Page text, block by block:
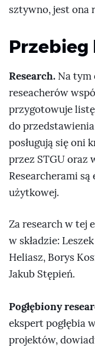
sztywno, jest ona
Przebieg
Research. Na tym
reseacherów
przygotowuje
do
posługują się oni
przez STGU oraz
Researcherami
użytkowej.
Za research w tej
w składzie:
Heliasz, Borys
Jakub Stępień.
Pogłębiony
ekspert pogłębia
projektów,